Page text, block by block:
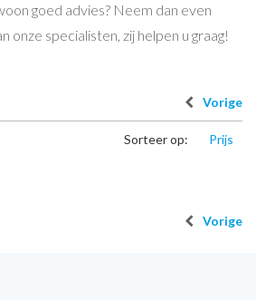
goed advies? Neem dan even
onze specialisten, zij helpen u graag!
Vorige
Sorteer op: Prijs
Vorige